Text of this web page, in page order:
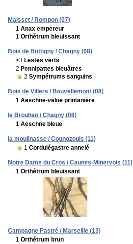
Maisset / Rompon (07)
1 Anax empereur
1 Orthétrum bleuissant
Bois de Buttigny / Chagny (08)
≥3 Lestes verts
2 Pennipattes bleuâtres
2 Sympétrums sanguins
Bois de Villers / Bouvellemont (08)
1 Aeschne-velue printanière
le Brouhan / Chagny (08)
1 Aeschne bleue
la moulinasse / Counozouls (11)
1 Cordulégastre annelé
Notre Dame du Cros / Caunes-Minervois (11)
1 Orthétrum bleuissant
Campagne Pastré / Marseille (13)
1 Orthétrum brun